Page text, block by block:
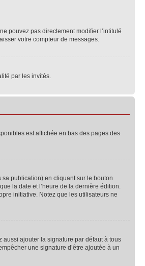
pouvez pas directement modifier l’intitulé
votre compteur de messages.
par les invités.
est affichée en bas des pages des
publication) en cliquant sur le bouton
la date et l’heure de la dernière édition.
initiative. Notez que les utilisateurs ne
ajouter la signature par défaut à tous
une signature d’être ajoutée à un